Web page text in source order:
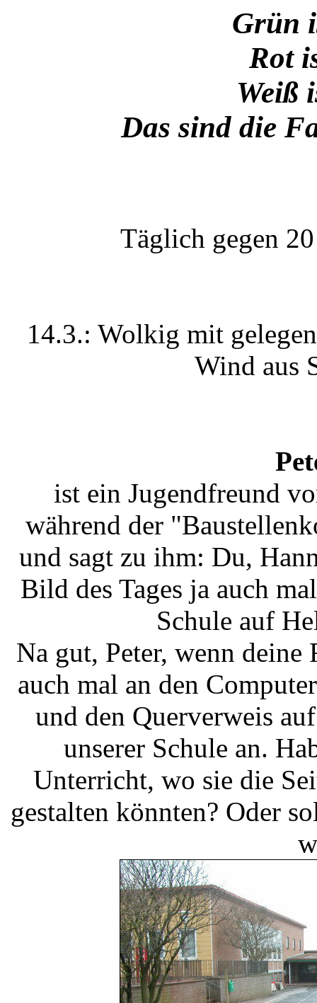
Grün
Rot
Weiß
Das sind die
Täglich gegen
14.3.: Wolkig mit
Wind aus
ist ein Jugendfreund
während der
und sagt zu ihm: Du,
Bild des Tages ja auch
Schule auf
Na gut, Peter, wenn
auch mal an den
und den Querverweis
unserer Schule an.
Unterricht, wo sie die
gestalten könnten? Oder